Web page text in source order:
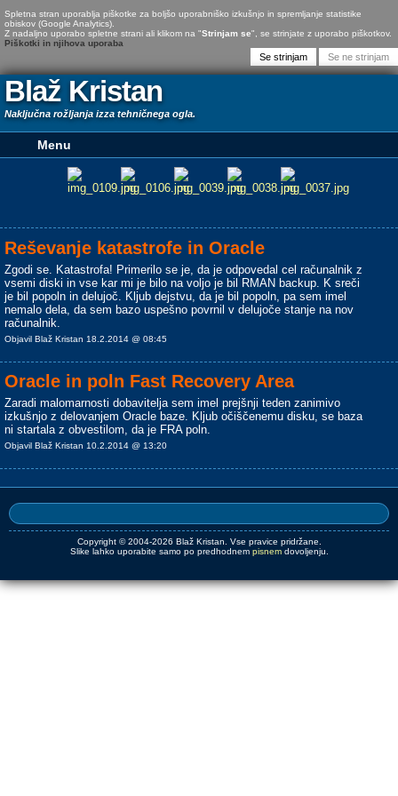
Spletna stran uporablja piškotke za boljšo uporabniško izkušnjo in spremljanje statistike
obiskov (Google Analytics).
Z nadaljno uporabo spletne strani ali klikom na "Strinjam se", se strinjate z uporabo piškotkov.
Piškotki in njihova uporaba
Blaž Kristan
Naključna rožljanja izza tehničnega ogla.
Reševanje katastrofe in Oracle
Zgodi se. Katastrofa! Primerilo se je, da je odpovedal cel računalnik z
vsemi diski in vse kar mi je bilo na voljo je bil RMAN backup. K sreči
je bil popoln in delujoč. Kljub dejstvu, da je bil popoln, pa sem imel
nemalo dela, da sem bazo uspešno povrnil v delujoče stanje na nov
računalnik.
Objavil Blaž Kristan 18.2.2014 @ 08:45
Oracle in poln Fast Recovery Area
Zaradi malomarnosti dobavitelja sem imel prejšnji teden zanimivo
izkušnjo z delovanjem Oracle baze. Kljub očiščenemu disku, se baza
ni startala z obvestilom, da je FRA poln.
Objavil Blaž Kristan 10.2.2014 @ 13:20
Copyright © 2004-2026 Blaž Kristan. Vse pravice pridržane.
Slike lahko uporabite samo po predhodnem pisnemdovoljenju.